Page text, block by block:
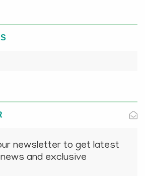
newsletter to get latest
and exclusive